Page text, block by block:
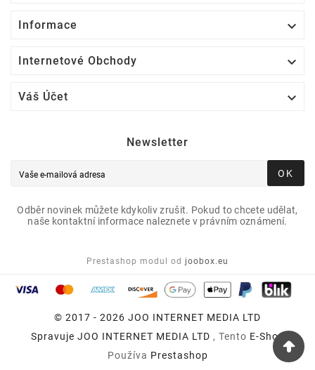
Informace 
Internetové Obchody 
Váš Účet 
Newsletter
OK
Odběr novinek můžete kdykoliv zrušit. Pokud to chcete udělat,
naše kontaktní informace naleznete v právním oznámení.
Prestashop modul od joobox.eu
© 2017 - 2026 JOO INTERNET MEDIA LTD
Spravuje JOO INTERNET MEDIA LTD , Tento E-Shop
Používa Prestashop